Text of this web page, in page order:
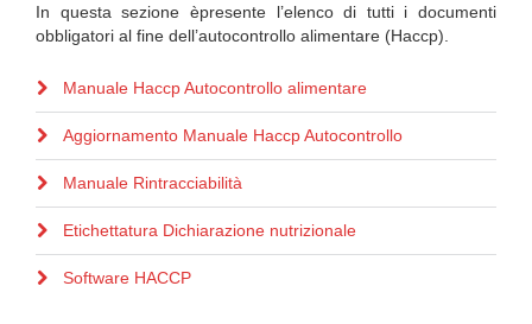
In questa sezione èpresente l’elenco di tutti i documenti
obbligatori al fine dell’autocontrollo alimentare (Haccp).
Manuale Haccp Autocontrollo alimentare
Aggiornamento Manuale Haccp Autocontrollo
Manuale Rintracciabilità
Etichettatura Dichiarazione nutrizionale
Software HACCP